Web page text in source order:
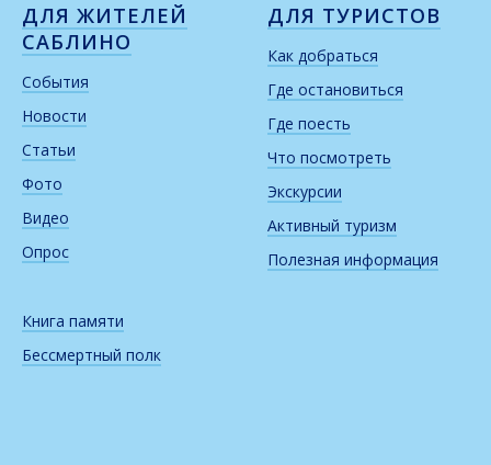
ДЛЯ ЖИТЕЛЕЙ
САБЛИНО
События
Новости
Статьи
Фото
Видео
Опрос
Книга памяти
Бессмертный полк
ДЛЯ ТУРИСТОВ
Как добраться
Где остановиться
Где поесть
Что посмотреть
Экскурсии
Активный туризм
Полезная информация